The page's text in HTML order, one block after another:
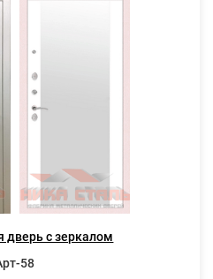
дверь с зеркалом
58